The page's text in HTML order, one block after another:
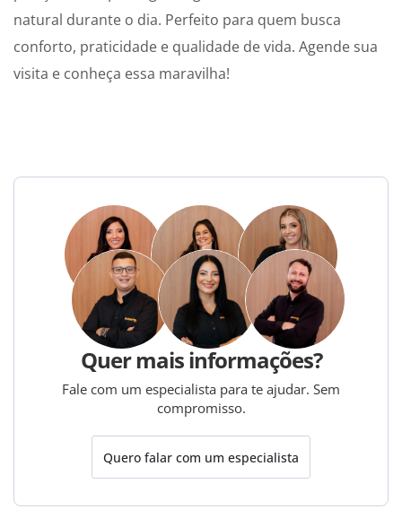
natural durante o dia. Perfeito para quem busca
conforto, praticidade e qualidade de vida. Agende sua
visita e conheça essa maravilha!
Quer mais informações?
Fale com um especialista para te ajudar. Sem
compromisso.
Quero falar com um especialista